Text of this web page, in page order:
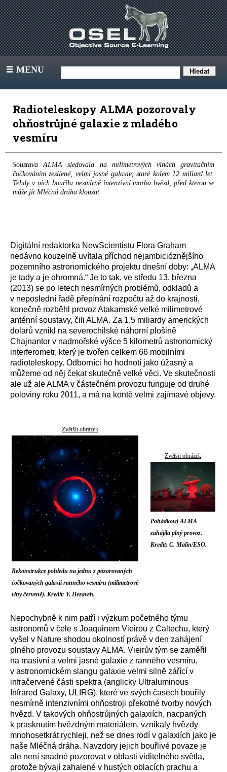
III MENU
Radioteleskopy ALMA pozorovaly
ohňostrůjné galaxie z mladého
vesmíru
Soustava ALMA sledovala na milimetrových vlnách gravitačním
čočkováním zesílené, velmi jasné galaxie, staré kolem 12 miliard let.
Tehdy v nich bouřila nesmírně intenzivní tvorba hvězd, před kterou se
může jít Mléčná dráha klouzat.
Digitální redaktorka NewScientistu Flora Graham
nedávno kouzelně uvítala příchod nejambicióznějšího
pozemního astronomického projektu dnešní doby: „ALMA
je tady a je ohromná.“ Je to tak, ve středu 13. března
(2013) se po letech nesmírných problémů, odkladů a
v neposlední řadě přepínání rozpočtu až do krajnosti,
konečně rozběhl provoz Atakamské velké milimetrové
anténní soustavy, čili ALMA. Za 1,5 miliardy amerických
dolarů vznikl na severochilské náhorní plošině
Chajnantor v nadmořské výšce 5 kilometrů astronomický
interferometr, který je tvořen celkem 66 mobilními
radioteleskopy. Odborníci ho hodnotí jako úžasný a
můžeme od něj čekat skutečně velké věci. Ve skutečnosti
ale už ale ALMA v částečném provozu funguje od druhé
poloviny roku 2011, a má na kontě velmi zajímavé objevy.
Zvětšit obrázek
Rekonstrukce pohledu na jednu z pozorovaných
čočkovaných galaxií ranného vesmíru (milimetrové
vlny červeně). Kredit: Y. Hezaveh.
Zvětšit obrázek
Pohádková ALMA
zahájila plný provoz.
Kredit: C. Malin/ESO.
Nepochybně k nim patří i výzkum početného týmu
astronomů v čele s Joaquinem Vieirou z Caltechu, který
vyšel v Nature shodou okolností právě v den zahájení
plného provozu soustavy ALMA. Vieirův tým se zaměřil
na masivní a velmi jasné galaxie z ranného vesmíru,
v astronomickém slangu galaxie velmi silně zářící v
infračervené části spektra (anglicky Ultraluminous
Infrared Galaxy, ULIRG), které ve svých časech bouřily
nesmírně intenzivními ohňostroji překotné tvorby nových
hvězd. V takových ohňostrůjných galaxiích, nacpaných
k prasknutím hvězdným materiálem, vznikaly hvězdy
mnohosetkrát rychleji, než se dnes rodí v galaxiích jako je
naše Mléčná dráha. Navzdory jejich bouřlivé povaze je
ale není snadné pozorovat v oblasti viditelného světla,
protože bývají zahalené v hustých oblacích prachu a